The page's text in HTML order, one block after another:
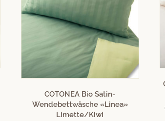
COTONEA Bio Satin-
Wendebettwäsche «Linea»
Limette/Kiwi